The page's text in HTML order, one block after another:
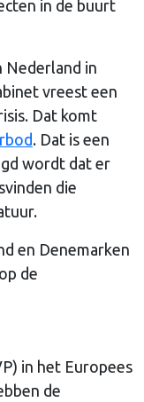
in de buurt
Nederland in
vreest een
Dat komt
. Dat is een
wordt dat er
die
en Denemarken
de
in het Europees
de